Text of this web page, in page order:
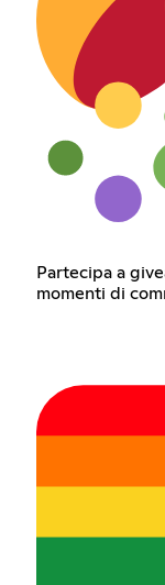
Partecipa a
momenti di